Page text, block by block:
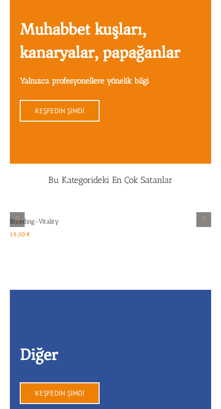
Muhabbet kuşları,
kanaryalar, papağanlar
Yalnızca profesyonellere yönelik bilgi
KEŞFEDİN ŞİMDİ
Bu Kategorideki En Çok Satanlar
Breeding-Vitality
19,00 €
Diğer
KEŞFEDİN ŞİMDİ